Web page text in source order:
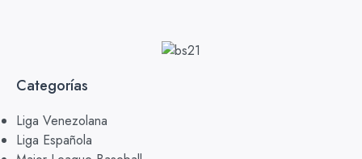
Categorías
Liga Venezolana
Liga Española